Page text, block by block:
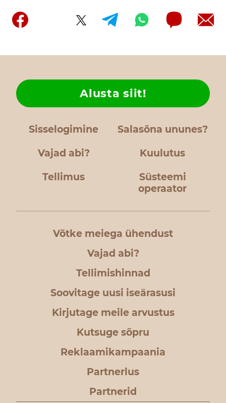
Sisselogimine Salasõna ununes?
Vajad abi?
Alusta siit!
Kuulutus
Tellimus
Süsteemi
operaator
Võtke meiega ühendust
Vajad abi?
Tellimishinnad
Soovitage uusi iseärasusi
Kirjutage meile arvustus
Kutsuge sõpru
Reklaamikampaania
Partnerlus
Partnerid